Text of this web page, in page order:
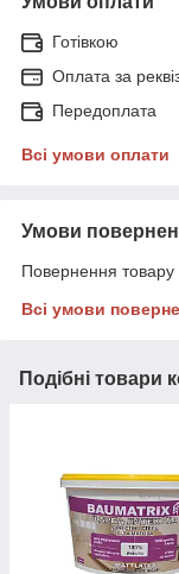
Готівкою
Оплата за
Передоплата
Всі умови оплати
Умови
Повернення товару
Всі умови
Подібні товари